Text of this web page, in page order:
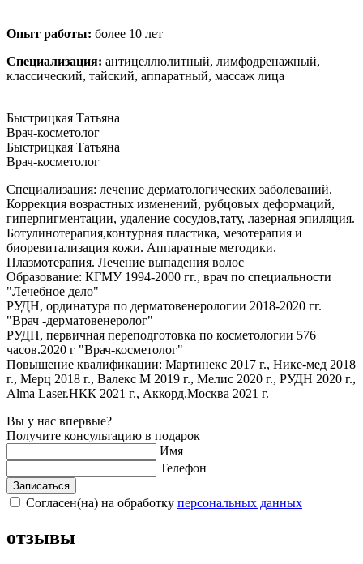
Опыт работы: более 10 лет
Специализация: антицеллюлитный, лимфодренажный,
классический, тайский, аппаратный, массаж лица
Быстрицкая Татьяна
Врач-косметолог
Быстрицкая Татьяна
Врач-косметолог
Специализация: лечение дерматологических заболеваний.
Коррекция возрастных изменений, рубцовых деформаций,
гиперпигментации, удаление сосудов,тату, лазерная эпиляция.
Ботулинотерапия,контурная пластика, мезотерапия и
биоревитализация кожи. Аппаратные методики.
Плазмотерапия. Лечение выпадения волос
Образование: КГМУ 1994-2000 гг., врач по специальности
"Лечебное дело"
РУДН, ординатура по дерматовенерологии 2018-2020 гг.
"Врач -дерматовенеролог"
РУДН, первичная переподготовка по косметологии 576
часов.2020 г "Врач-косметолог"
Повышение квалификации: Мартинекс 2017 г., Нике-мед 2018
г., Мерц 2018 г., Валекс М 2019 г., Мелис 2020 г., РУДН 2020 г.,
Alma Laser.НКК 2021 г., Аккорд.Москва 2021 г.
Вы у нас впервые?
Получите консультацию в подарок
Имя
Телефон
Записаться
Согласен(на) на обработку персональных данных
отзывы